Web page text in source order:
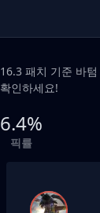
16.3 패치 기준 바텀
확인하세요!
6.4%
픽률